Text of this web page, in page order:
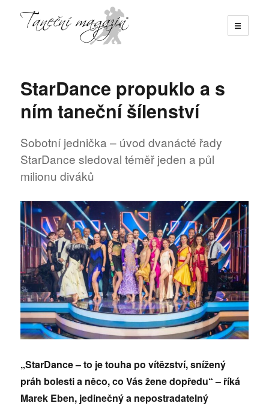
☰
StarDance propuklo a s
ním taneční šílenství
Sobotní jednička – úvod dvanácté řady
StarDance sledoval téměř jeden a půl
milionu diváků
„StarDance – to je touha po vítězství, snížený
práh bolesti a něco, co Vás žene dopředu“ – říká
Marek Eben, jedinečný a nepostradatelný